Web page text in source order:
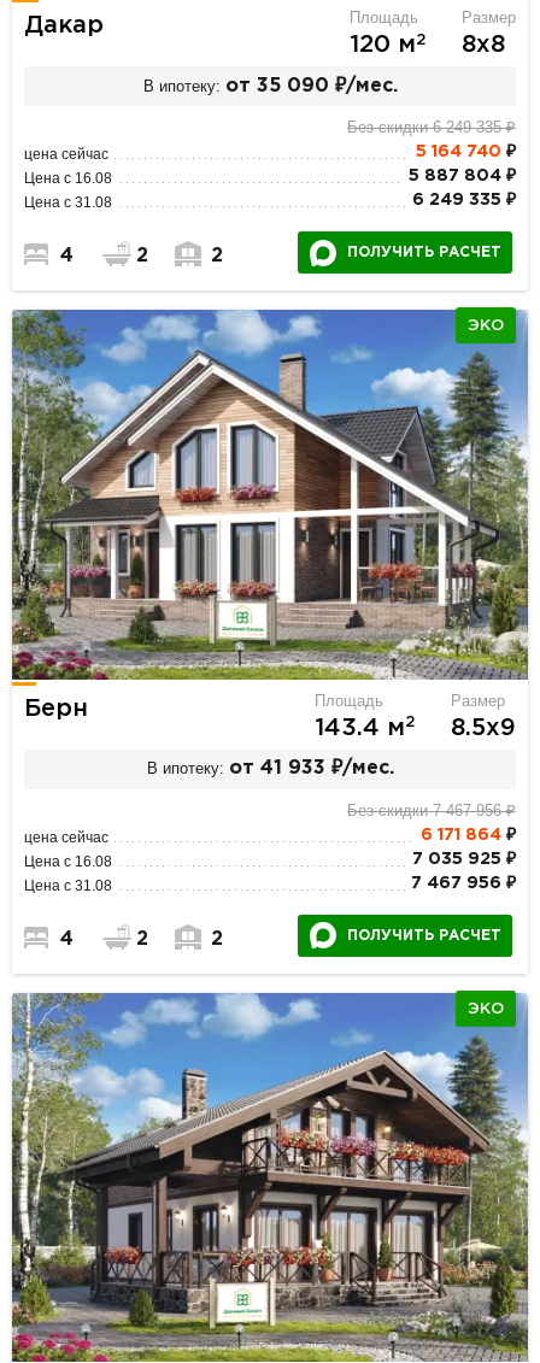
Дакар Площадь
120 м2
Размер
8х8
В ипотеку: от 35 090 ₽/мес.
Без скидки 6 249 335 ₽
цена сейчас 5 164 740 ₽
Цена с 16.08 5 887 804 ₽
Цена с 31.08 6 249 335 ₽
4 2 2 ПОЛУЧИТЬ РАСЧЕТ
ЭКО
Берн Площадь
143.4 м2
Размер
8.5х9
В ипотеку: от 41 933 ₽/мес.
Без скидки 7 467 956 ₽
цена сейчас 6 171 864₽
Цена с 16.08 7 035 925 ₽
Цена с 31.08 7 467 956 ₽
4 2 2 ПОЛУЧИТЬ РАСЧЕТ
ЭКО